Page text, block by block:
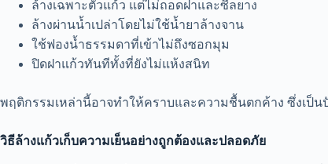
ล้างเฉพาะตัวแก้ว แต่ไม่ถอดฝาและซีลยาง
ล้างผ่านน้ำเปล่าโดยไม่ใช้น้ำยาล้างจาน
ใช้ฟองน้ำธรรมดาที่เข้าไม่ถึงซอกมุม
ปิดฝาแก้วทันทีทั้งที่ยังไม่แห้งสนิท
พฤติกรรมเหล่านี้อาจทำให้คราบและความชื้นตกค้าง ซึ่งเป็
วิธีล้างแก้วเก็บความเย็นอย่างถูกต้องและปลอดภัย